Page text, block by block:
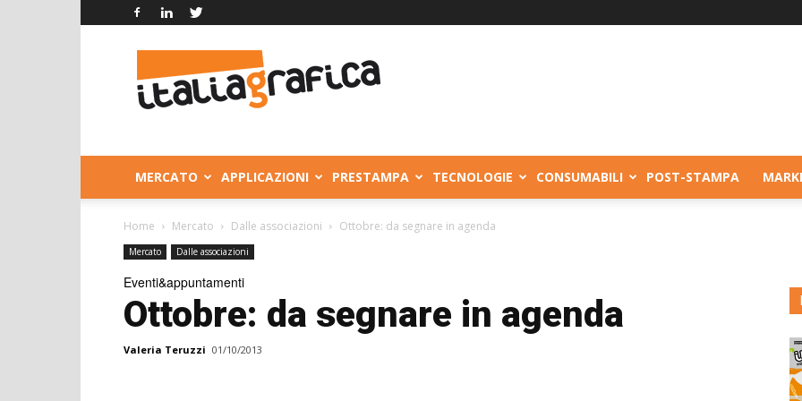
Grafica
MERCATO APPLICAZIONI PRESTAMPA TECNOLOGIE CONSUMABILI POST-STAMPA
Home Mercato Dalle associazioni Ottobre: da segnare in agenda
Mercato Dalle associazioni
Eventi&appuntamenti
Ottobre: da segnare in agenda
Valeria Teruzzi 01/10/2013